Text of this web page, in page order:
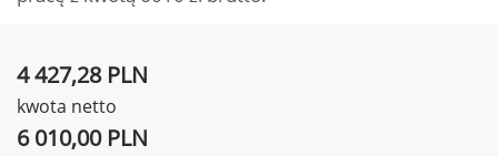
4 427,28 PLN
kwota netto
6 010,00 PLN